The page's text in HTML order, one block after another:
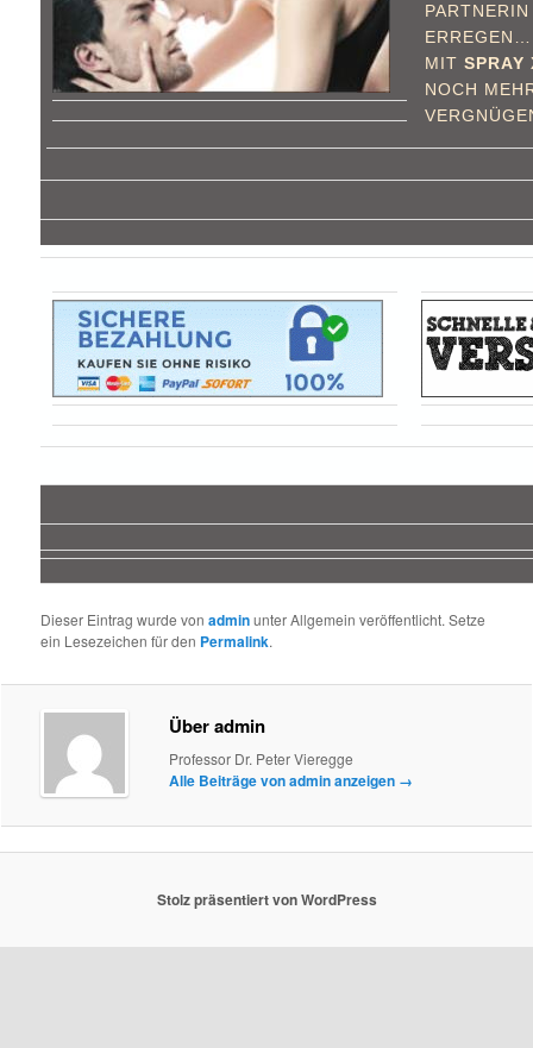
ERREGEN…
MITSPRAY
NOCH
Dieser Eintrag wurde vonadminunter Allgemein veröffentlicht. Setze
ein Lesezeichen für den Permalink.
Über admin
Professor Dr. Peter Vieregge
Alle Beiträge von admin anzeigen →
Stolz präsentiert von WordPress